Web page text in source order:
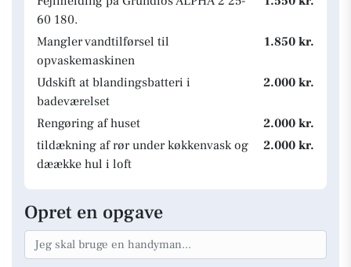
60 180.
Mangler vandtilførsel til
opvaskemaskinen
1.850 kr.
Udskift at blandingsbatteri i
badeværelset
2.000 kr.
Rengøring af huset
2.000 kr.
tildækning af rør under køkkenvask og
dæække hul i loft
2.000 kr.
Opret en opgave